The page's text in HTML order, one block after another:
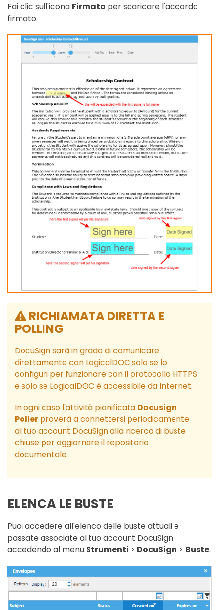
Fai clic sull'icona Firmato per scaricare l'accordo
firmato.
RICHIAMATA DIRETTA E
POLLING
DocuSign sarà in grado di comunicare
direttamente con LogicalDOC solo se lo
configuri per funzionare con il protocollo HTTPS
e solo se LogicalDOC è accessibile da Internet.
In ogni caso l'attività pianificata Docusign
Poller proverà a connettersi periodicamente
al tuo account DocuSign alla ricerca di buste
chiuse per aggiornare il repositorio
documentale.
ELENCA LE BUSTE
Puoi accedere all'elenco delle buste attuali e
passate associate al tuo account DocuSign
accedendo al menu Strumenti > DocuSign > Buste.